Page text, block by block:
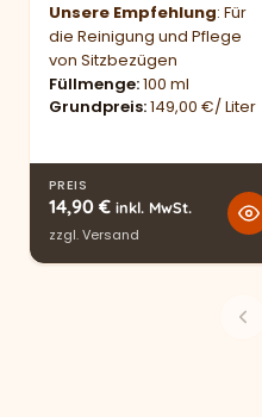
Unsere Empfehlung: Für
die Reinigung und Pflege
von Sitzbezügen
Füllmenge 100 ml
Grundpreis 149,00 €/ Liter
PREIS
14,90 € inkl. MwSt.
zzgl.Versand